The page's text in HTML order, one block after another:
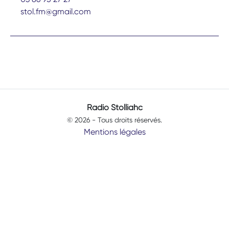
stol.fm@gmail.com
Radio Stolliahc
© 2026 - Tous droits réservés.
Mentions légales